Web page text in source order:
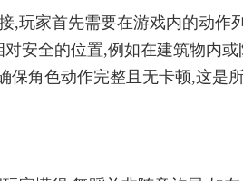
,玩家首先需要在游戏内的动作
安全的位置,例如在建筑物内或
保角色动作完整且无卡顿,这是